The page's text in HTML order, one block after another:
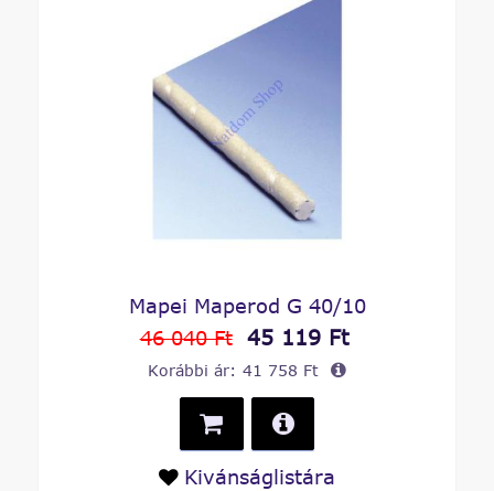
Mapei Maperod G 40/10
46 040 Ft
45 119 Ft
Korábbi ár: 41 758 Ft
Kivánságlistára